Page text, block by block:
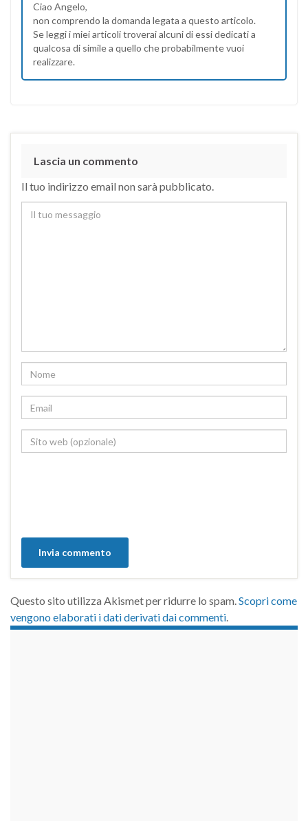
Ciao Angelo,
non comprendo la domanda legata a questo articolo.
Se leggi i miei articoli troverai alcuni di essi dedicati a
qualcosa di simile a quello che probabilmente vuoi
realizzare.
Lascia un commento
Il tuo indirizzo email non sarà pubblicato.
Questo sito utilizza Akismet per ridurre lo spam.Scopri come
vengono elaborati i dati derivati dai commenti.